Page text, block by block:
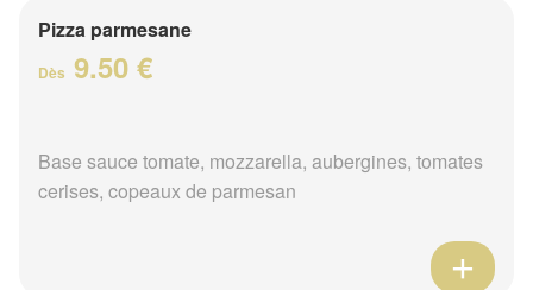
Pizza parmesane
Dès 9.50 €
Base sauce tomate, mozzarella, aubergines, tomates
cerises, copeaux de parmesan